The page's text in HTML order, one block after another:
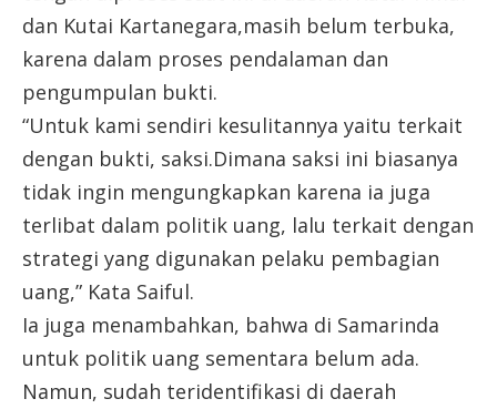
dan Kutai Kartanegara,masih belum terbuka,
karena dalam proses pendalaman dan
pengumpulan bukti.
“Untuk kami sendiri kesulitannya yaitu terkait
dengan bukti, saksi.Dimana saksi ini biasanya
tidak ingin mengungkapkan karena ia juga
terlibat dalam politik uang, lalu terkait dengan
strategi yang digunakan pelaku pembagian
uang,” Kata Saiful.
Ia juga menambahkan, bahwa di Samarinda
untuk politik uang sementara belum ada.
Namun, sudah teridentifikasi di daerah